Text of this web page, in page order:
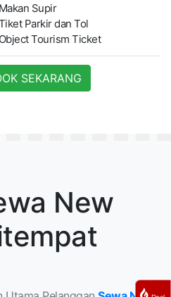
Supir
Parkir dan Tol
Tourism Ticket
SEKARANG
New